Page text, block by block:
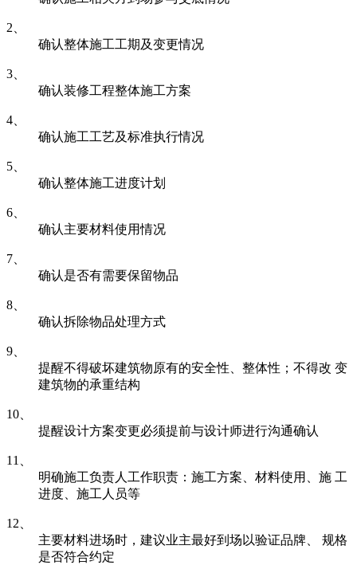
2、
确认整体施工工期及变更情况
3、
确认装修工程整体施工方案
4、
确认施工工艺及标准执行情况
5、
确认整体施工进度计划
6、
确认主要材料使用情况
7、
确认是否有需要保留物品
8、
确认拆除物品处理方式
9、
提醒不得破坏建筑物原有的安全性、整体性；不得改 变
建筑物的承重结构
10、
提醒设计方案变更必须提前与设计师进行沟通确认
11、
明确施工负责人工作职责：施工方案、材料使用、施 工
进度、施工人员等
12、
主要材料进场时，建议业主最好到场以验证品牌、 规格
是否符合约定